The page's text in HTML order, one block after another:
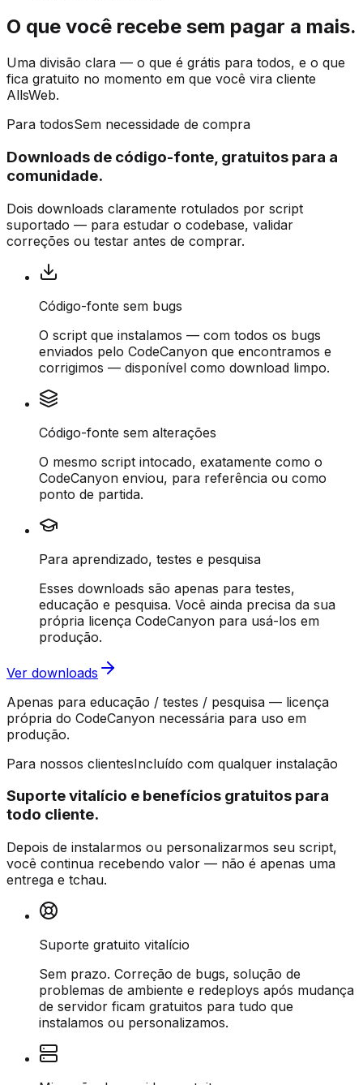
O que você recebe sem pagar a mais.
Uma divisão clara — o que é grátis para todos, e o que
fica gratuito no momento em que você vira cliente
AllsWeb.
Para todosSem necessidade de compra
Downloads de código-fonte, gratuitos para a
comunidade.
Dois downloads claramente rotulados por script
suportado — para estudar o codebase, validar
correções ou testar antes de comprar.
Código-fonte sem bugs
O script que instalamos — com todos os bugs
enviados pelo CodeCanyon que encontramos e
corrigimos — disponível como download limpo.
Código-fonte sem alterações
O mesmo script intocado, exatamente como o
CodeCanyon enviou, para referência ou como
ponto de partida.
Para aprendizado, testes e pesquisa
Esses downloads são apenas para testes,
educação e pesquisa. Você ainda precisa da sua
própria licença CodeCanyon para usá-los em
produção.
Ver downloads
Apenas para educação / testes / pesquisa — licença
própria do CodeCanyon necessária para uso em
produção.
Para nossos clientesIncluído com qualquer instalação
Suporte vitalício e benefícios gratuitos para
todo cliente.
Depois de instalarmos ou personalizarmos seu script,
você continua recebendo valor — não é apenas uma
entrega e tchau.
Suporte gratuito vitalício
Sem prazo. Correção de bugs, solução de
problemas de ambiente e redeploys após mudança
de servidor ficam gratuitos para tudo que
instalamos ou personalizamos.